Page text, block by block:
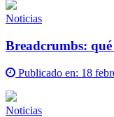
Noticias
Breadcrumbs:
Publicado en: 18
Noticias